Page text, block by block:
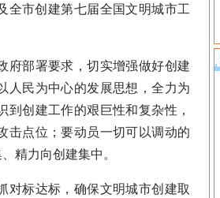
全市创建第七届全国文明城市工
部署要求，切实增强做好创建
人民为中心的发展思想，全力为
到创建工作的艰巨性和复杂性，
击点位；要动员一切可以调动的
精力向创建集中。
标达标，确保文明城市创建取